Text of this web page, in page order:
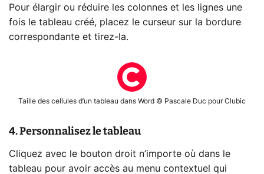
Pour élargir ou réduire les colonnes et les lignes une
fois le tableau créé, placez le curseur sur la bordure
correspondante et tirez-la.
Taille des cellules d’un tableau dans Word © Pascale Duc pour Clubic
4. Personnalisez le tableau
Cliquez avec le bouton droit n’importe où dans le
tableau pour avoir accès au menu contextuel qui